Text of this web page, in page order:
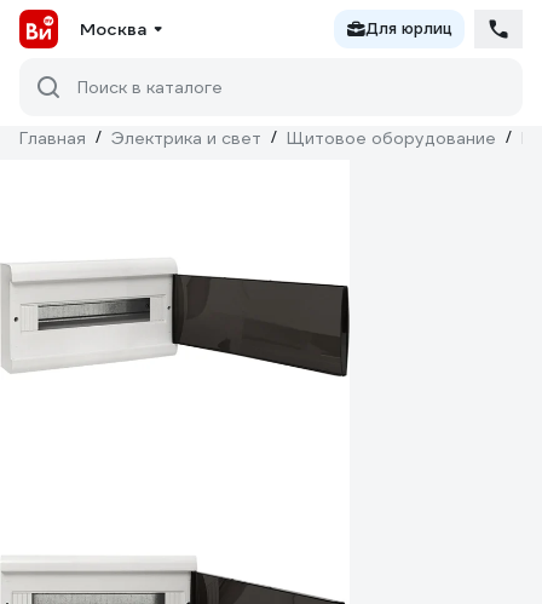
Москва Для юрлиц
Поиск в каталоге
Главная / Электрика и свет / Щитовое оборудование /